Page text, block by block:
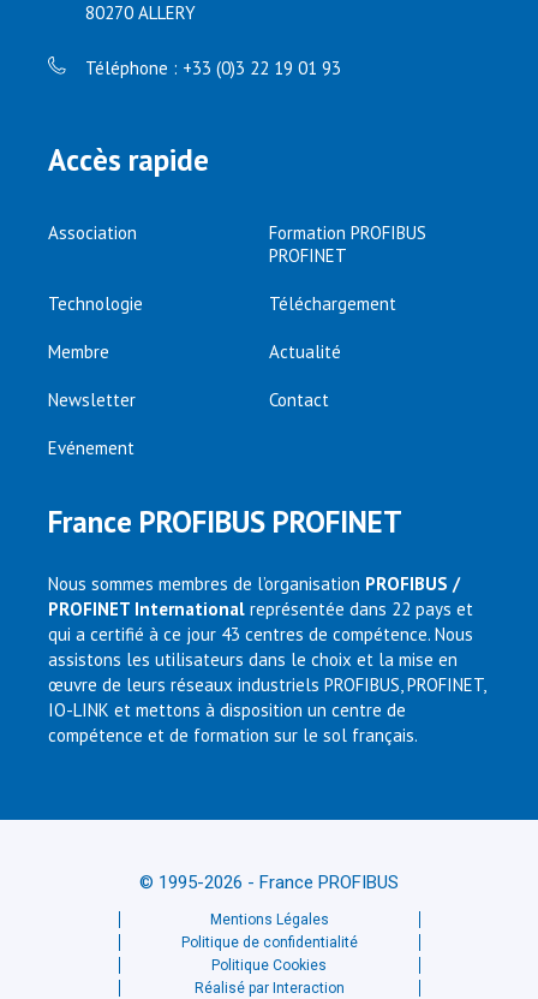
80270 ALLERY
Téléphone : +33 (0)3 22 19 01 93
Accès rapide
Association
Formation PROFIBUS
PROFINET
Technologie Téléchargement
Membre Actualité
Newsletter Contact
Evénement
France PROFIBUS PROFINET
Nous sommes membres de l’organisation PROFIBUS /
PROFINET International représentée dans 22 pays et
qui a certifié à ce jour 43 centres de compétence. Nous
assistons les utilisateurs dans le choix et la mise en
œuvre de leurs réseaux industriels PROFIBUS, PROFINET,
IO-LINK et mettons à disposition un centre de
compétence et de formation sur le sol français.
© 1995-2026 - France PROFIBUS
Mentions Légales
Politique de confidentialité
Politique Cookies
Réalisé par Interaction